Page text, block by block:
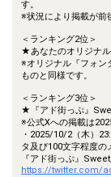
す。
※状況により掲載が前
＜ランキング2位＞
★あなたのオリジナル
※オリジナル『フォン
ものと同様です。
＜ランキング3位＞
★『アド街っぷ』
※公式Xへの掲載は
・2025/10/2（木）
タ及び100文字程度の
『アド街っぷ』
https://twitter.com/